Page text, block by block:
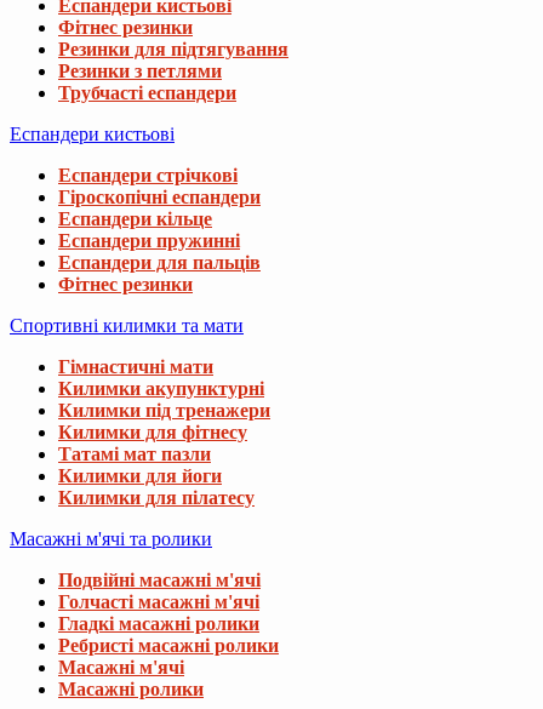
Еспандери кистьові
Фітнес резинки
Резинки для підтягування
Резинки з петлями
Трубчасті еспандери
Еспандери кистьові
Еспандери стрічкові
Гіроскопічні еспандери
Еспандери кільце
Еспандери пружинні
Еспандери для пальців
Фітнес резинки
Спортивні килимки та мати
Гімнастичні мати
Килимки акупунктурні
Килимки під тренажери
Килимки для фітнесу
Татамі мат пазли
Килимки для йоги
Килимки для пілатесу
Масажні м'ячі та ролики
Подвійні масажні м'ячі
Голчасті масажні м'ячі
Гладкі масажні ролики
Ребристі масажні ролики
Масажні м'ячі
Масажні ролики